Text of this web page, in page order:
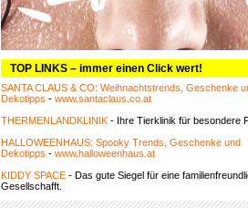
TOP LINKS – immer einen Click wert!
SANTA CLAUS & CO: Weihnachtstrends, Geschenke
Dekotipps - www.santaclaus.co.at
THERMENLANDKLINIK - Ihre Tierklinik für besondere
HALLOWEENHAUS: Spooky Trends, Geschenke und
Dekotipps - www.halloweenhaus.at
KIDDY SPACE - Das gute Siegel für eine
Gesellschafft.